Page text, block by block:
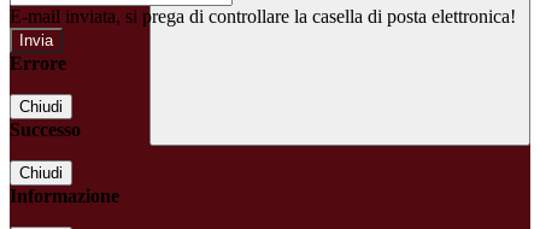
E-mail inviata, si prega di controllare la casella di posta elettronica!
Errore
Chiudi
Successo
Chiudi
Informazione